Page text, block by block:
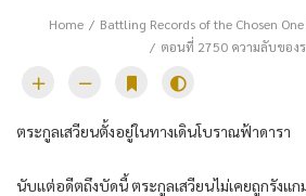
Home
Battling Records of the Chosen
ตอนที่ 2750 ความลับของ
ตระกูลเสวียนตั้งอยู่ในทางเดินโบราณฟ้าดารา
นับแต่อดีตถึงบัดนี้ ตระกูลเสวียนไม่เคยถูกรังแ